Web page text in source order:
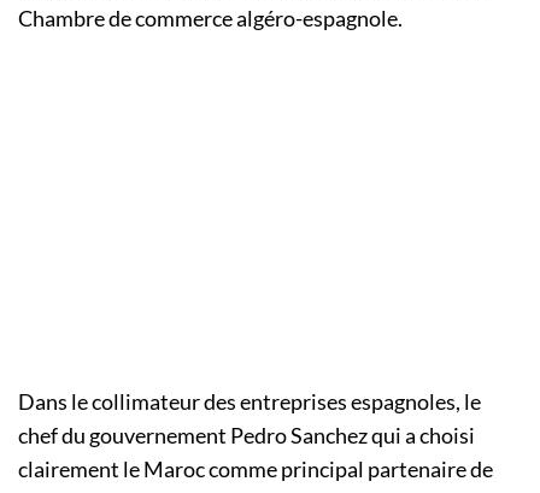
Chambre de commerce algéro-espagnole.
Dans le collimateur des entreprises espagnoles, le
chef du gouvernement Pedro Sanchez qui a choisi
clairement le Maroc comme principal partenaire de